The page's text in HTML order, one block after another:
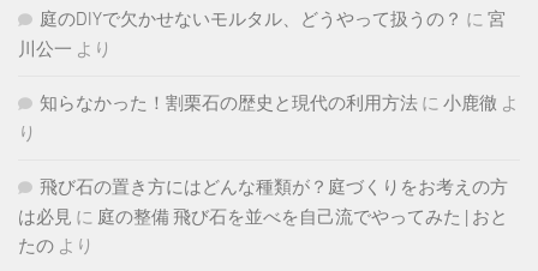
庭のDIYで欠かせないモルタル、どうやって扱うの？ に 宮
川公一 より
知らなかった！割栗石の歴史と現代の利用方法 に 小鹿徹 よ
り
飛び石の置き方にはどんな種類が？庭づくりをお考えの方
は必見 に 庭の整備 飛び石を並べを自己流でやってみた | おと
たの より